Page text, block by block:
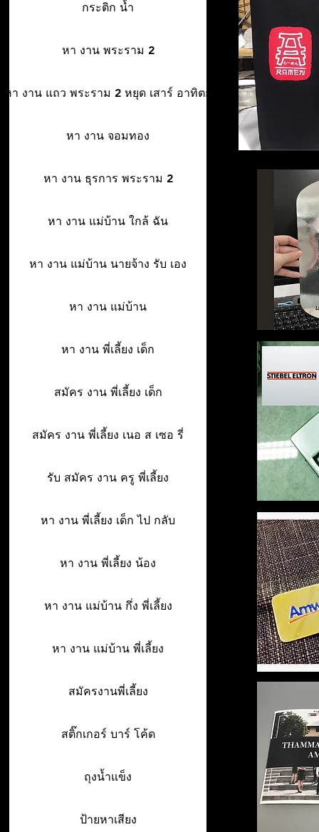
กระติก น้ำ
หา งาน พระราม 2
หา งาน แถว พระราม 2 หยุด เสาร์ อาทิตย์
หา งาน จอมทอง
หา งาน ธุรการ พระราม 2
หา งาน แม่บ้าน ใกล้ ฉัน
หา งาน แม่บ้าน นายจ้าง รับ เอง
หา งาน แม่บ้าน
หา งาน พี่เลี้ยง เด็ก
สมัคร งาน พี่เลี้ยง เด็ก
สมัคร งาน พี่เลี้ยง เนอ ส เซอ รี่
รับ สมัคร งาน ครู พี่เลี้ยง
หา งาน พี่เลี้ยง เด็ก ไป กลับ
หา งาน พี่เลี้ยง น้อง
หา งาน แม่บ้าน กึ่ง พี่เลี้ยง
หา งาน แม่บ้าน พี่เลี้ยง
สมัครงานพี่เลี้ยง
สติ๊กเกอร์ บาร์ โค้ด
ถุงน้ำแข็ง
ป้ายหาเสียง